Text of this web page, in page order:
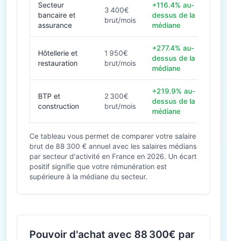
Secteur
bancaire et
assurance
3 400€
brut/mois
+116.4% au-
dessus de la
médiane
Hôtellerie et
restauration
1 950€
brut/mois
+277.4% au-
dessus de la
médiane
BTP et
construction
2 300€
brut/mois
+219.9% au-
dessus de la
médiane
Ce tableau vous permet de comparer votre salaire
brut de 88 300 € annuel avec les salaires médians
par secteur d'activité en France en 2026. Un écart
positif signifie que votre rémunération est
supérieure à la médiane du secteur.
Pouvoir d'achat avec 88 300€ par